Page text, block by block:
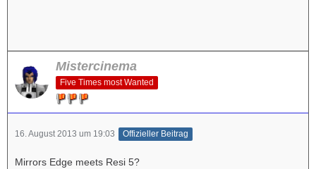
Mistercinema
Five Times most Wanted
16. August 2013 um 19:03 Offizieller Beitrag
Mirrors Edge meets Resi 5?